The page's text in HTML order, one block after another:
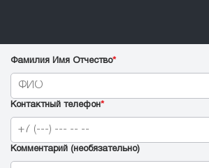
Фамилия Имя Отчество*
Контактный телефон*
Комментарий (необязательно)